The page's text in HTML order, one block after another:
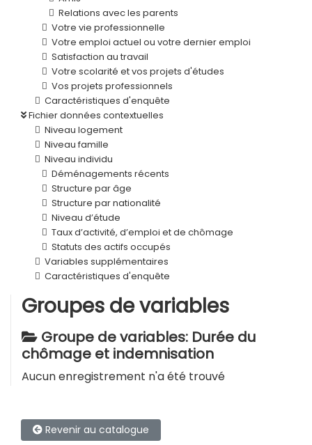
Relations avec les parents
Votre vie professionnelle
Votre emploi actuel ou votre dernier emploi
Satisfaction au travail
Votre scolarité et vos projets d'études
Vos projets professionnels
Caractéristiques d'enquête
Fichier données contextuelles
Niveau logement
Niveau famille
Niveau individu
Déménagements récents
Structure par âge
Structure par nationalité
Niveau d’étude
Taux d’activité, d’emploi et de chômage
Statuts des actifs occupés
Variables supplémentaires
Caractéristiques d'enquête
Groupes de variables
Groupe de variables: Durée du
chômage et indemnisation
Aucun enregistrement n'a été trouvé
Revenir au catalogue